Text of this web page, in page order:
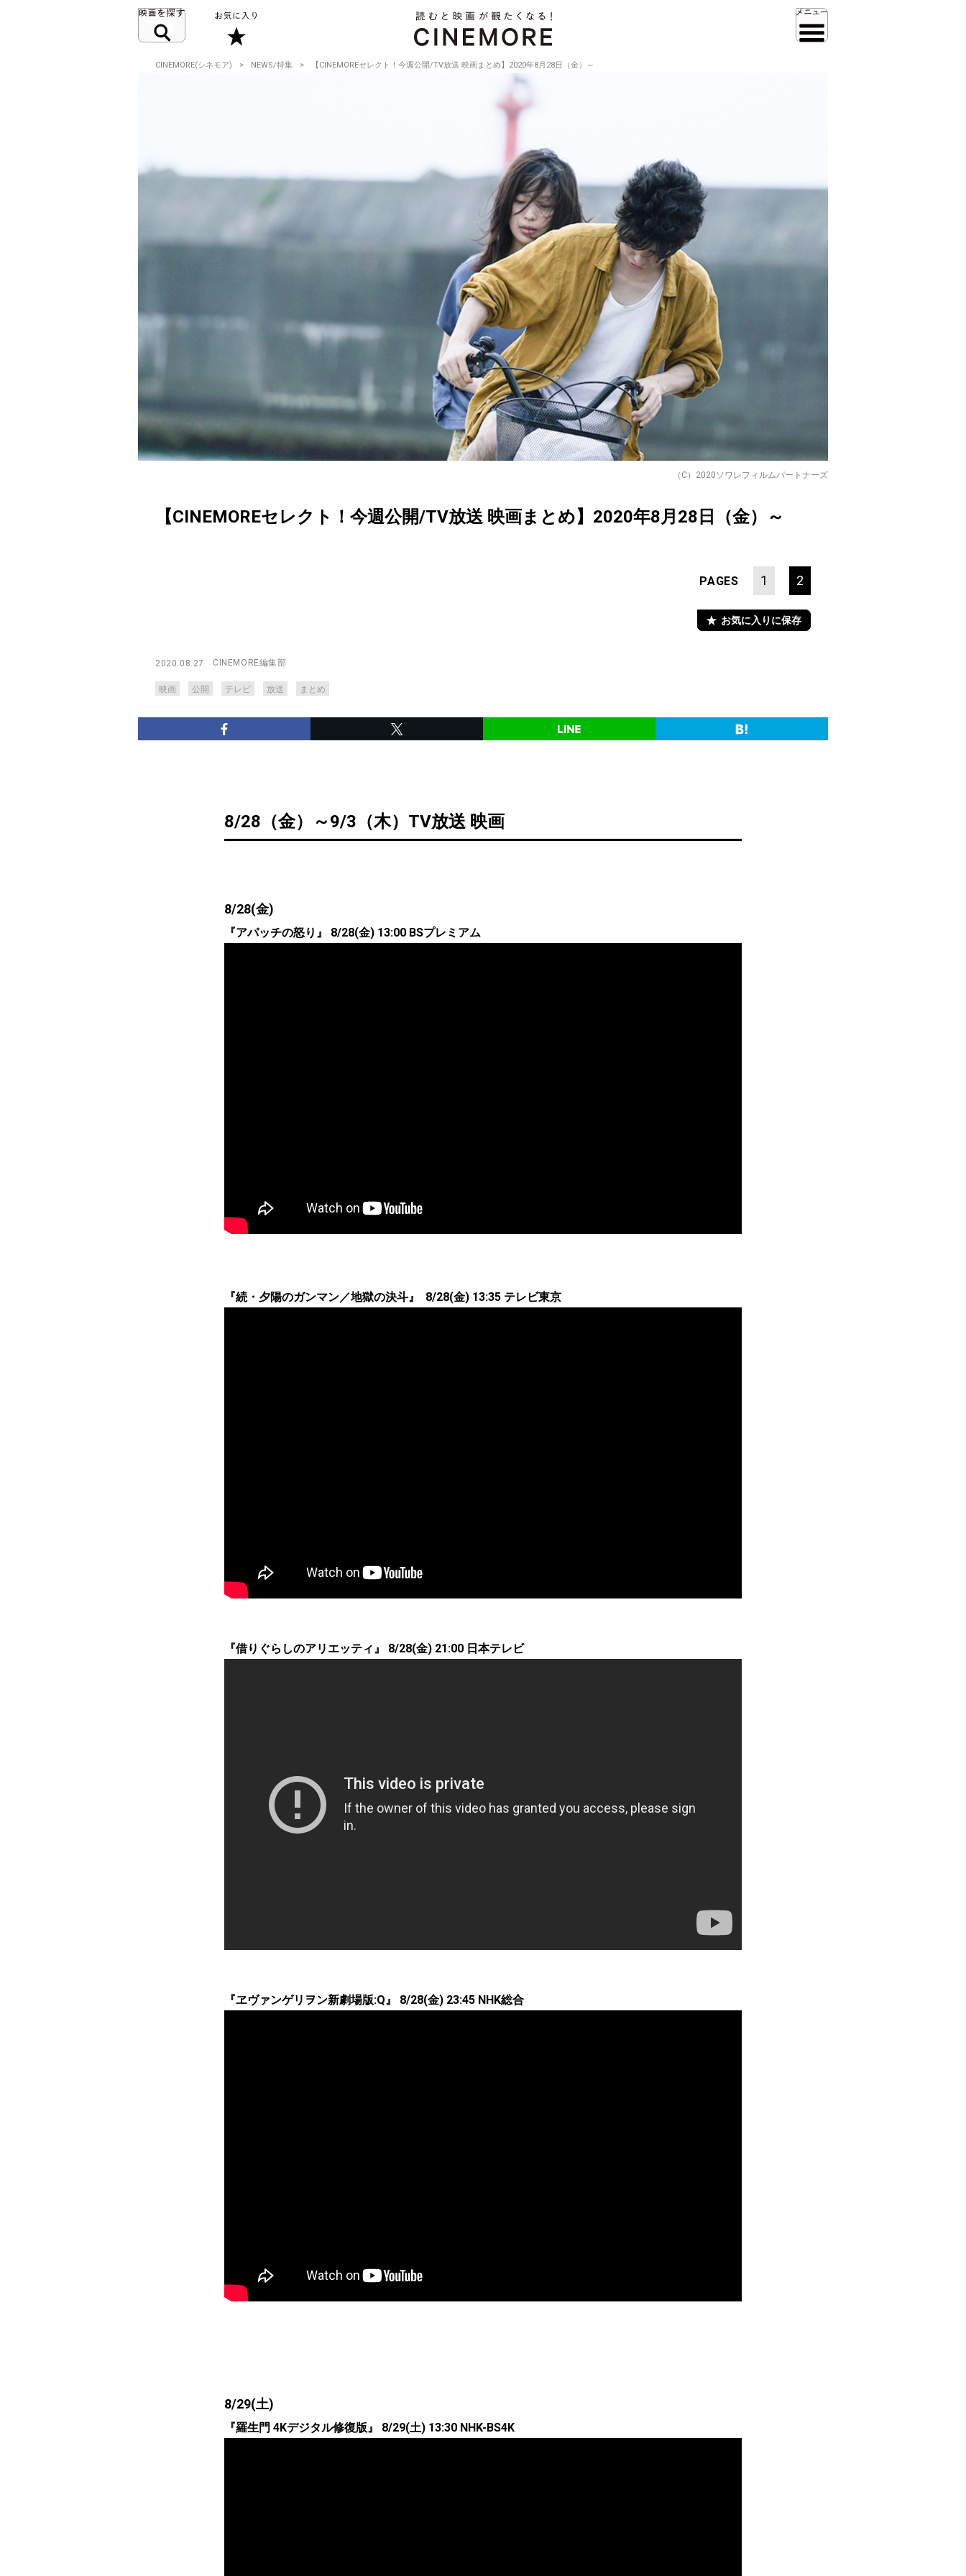
CINEMORE(シネモア) NEWS/特集 【CINEMOREセレクト！今週公開/TV放送 映画まとめ】2020年8月28日（金）～
（C）2020ソワレフィルムパートナーズ
【CINEMOREセレクト！今週公開/TV放送 映画まとめ】2020年8月28日（金）～
PAGES 1 2
お気に入りに保存
2020.08.27 CINEMORE編集部
映画 公開 テレビ 放送 まとめ
8/28（金）～9/3（木）TV放送 映画
8/28(金)
『アパッチの怒り』 8/28(金) 13:00 BSプレミアム
『続・夕陽のガンマン／地獄の決斗』 8/28(金) 13:35 テレビ東京
『借りぐらしのアリエッティ』 8/28(金) 21:00 日本テレビ
『ヱヴァンゲリヲン新劇場版:Q』 8/28(金) 23:45 NHK総合
8/29(土)
『羅生門 4Kデジタル修復版』 8/29(土) 13:30 NHK-BS4K